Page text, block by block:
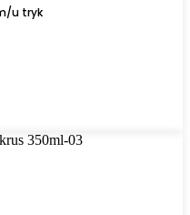
u tryk